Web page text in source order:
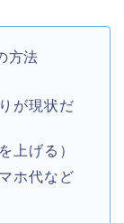
方法
が現状だ
上げる）
ホ代など